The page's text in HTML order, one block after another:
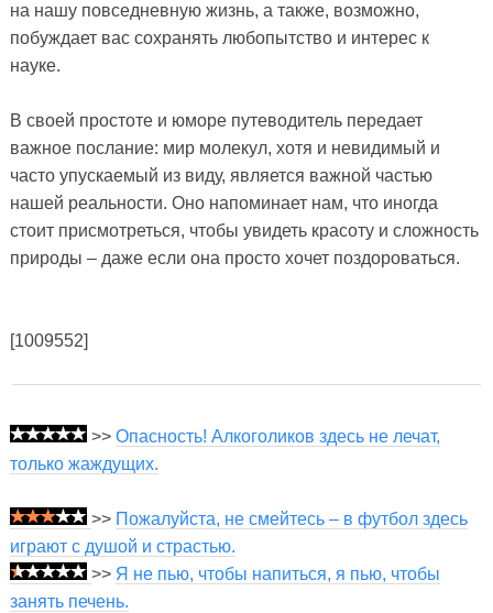
на нашу повседневную жизнь, а также, возможно,
побуждает вас сохранять любопытство и интерес к
науке.
В своей простоте и юморе путеводитель передает
важное послание: мир молекул, хотя и невидимый и
часто упускаемый из виду, является важной частью
нашей реальности. Оно напоминает нам, что иногда
стоит присмотреться, чтобы увидеть красоту и сложность
природы – даже если она просто хочет поздороваться.
[1009552]
>> Опасность! Алкоголиков здесь не лечат,
только жаждущих.
>> Пожалуйста, не смейтесь – в футбол здесь
играют с душой и страстью.
>> Я не пью, чтобы напиться, я пью, чтобы
занять печень.